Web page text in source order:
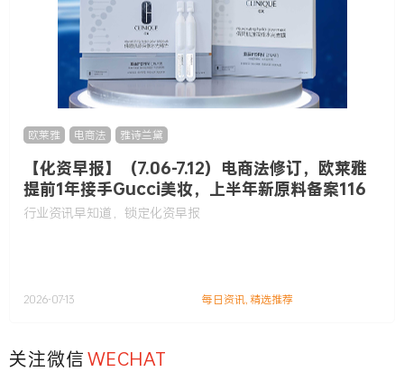
欧莱雅 电商法 雅诗兰黛
【化资早报】（7.06-7.12）电商法修订，欧莱雅
提前1年接手Gucci美妆，上半年新原料备案116
款……
行业资讯早知道，锁定化资早报
2026-07-13 每日资讯,精选推荐
关注微信WECHAT